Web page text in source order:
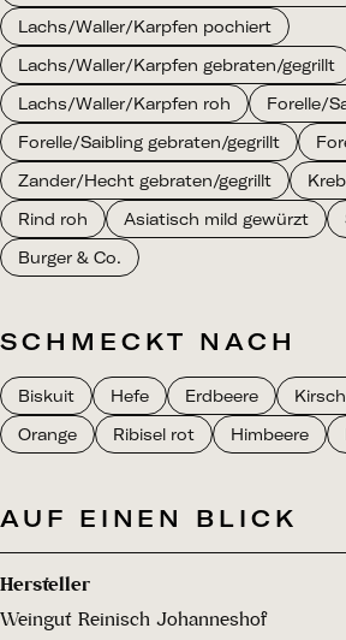
Lachs/Waller/Karpfen pochiert
Lachs/Waller/Karpfen gebraten/gegrillt
Lachs/Waller/Karpfen roh
Forelle/
Forelle/Saibling gebraten/gegrillt
Zander/Hecht gebraten/gegrillt
Rind roh
Asiatisch mild gewürzt
Burger & Co.
SCHMECKT NACH
Biskuit Hefe Erdbeere
Orange
Ribisel rot Himbeere
AUF EINEN BLICK
Hersteller
Weingut Reinisch Johanneshof